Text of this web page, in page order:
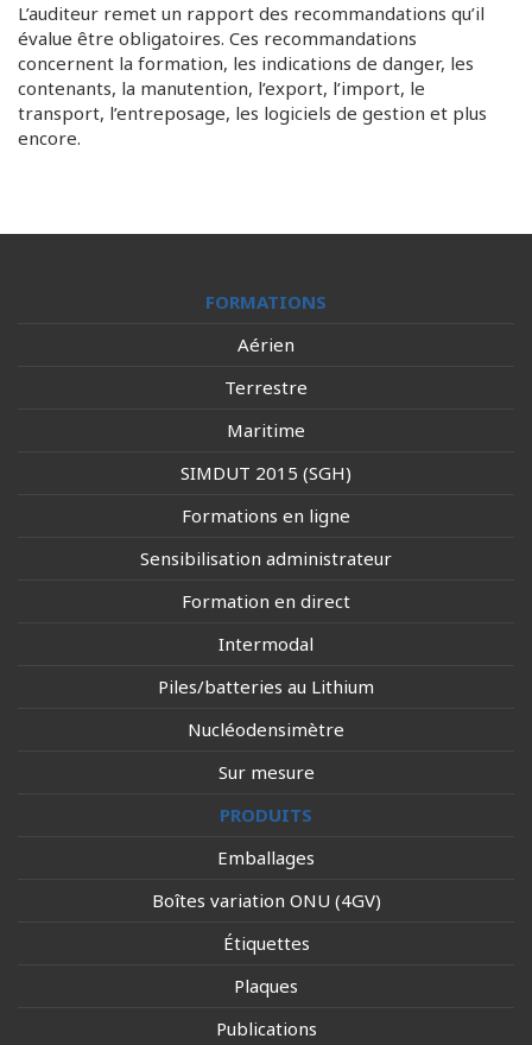
L’auditeur remet un rapport des recommandations qu’il
évalue être obligatoires. Ces recommandations
concernent la formation, les indications de danger, les
contenants, la manutention, l’export, l’import, le
transport, l’entreposage, les logiciels de gestion et plus
encore.
FORMATIONS
Aérien
Terrestre
Maritime
SIMDUT 2015 (SGH)
Formations en ligne
Sensibilisation administrateur
Formation en direct
Intermodal
Piles/batteries au Lithium
Nucléodensimètre
Sur mesure
PRODUITS
Emballages
Boîtes variation ONU (4GV)
Étiquettes
Plaques
Publications